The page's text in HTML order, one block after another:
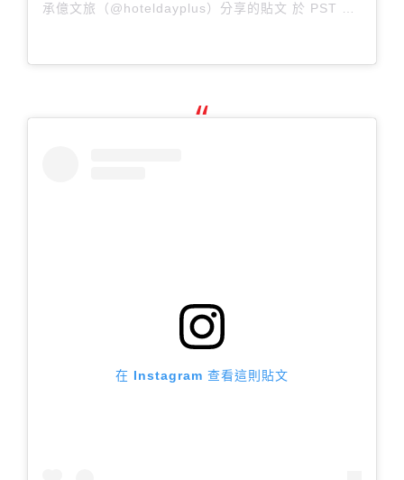
承億文旅（@hoteldayplus）分享的貼文 於 PST 2019 年 3月 月 7 日 下午 11:19
在 Instagram 查看這則貼文